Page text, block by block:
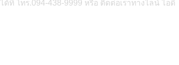
ที่ โทร.094-438-9999 หรือ ติดต่อเราทางไลน์ ไอดี